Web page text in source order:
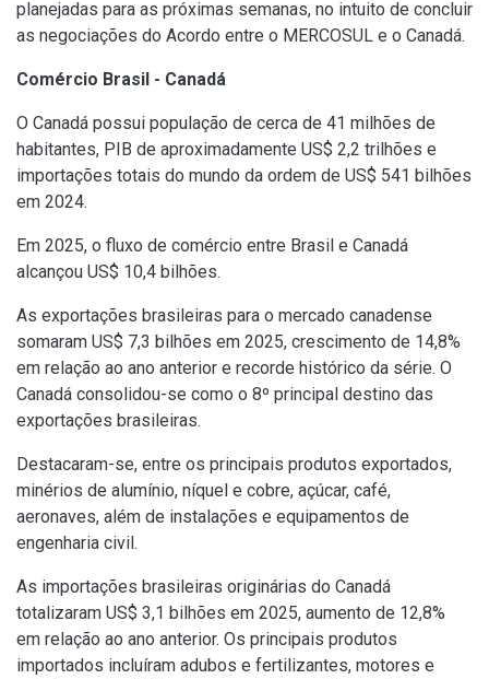
planejadas para as próximas semanas, no intuito de concluir
as negociações do Acordo entre o MERCOSUL e o Canadá.
Comércio Brasil - Canadá
O Canadá possui população de cerca de 41 milhões de
habitantes, PIB de aproximadamente US$ 2,2 trilhões e
importações totais do mundo da ordem de US$ 541 bilhões
em 2024.
Em 2025, o fluxo de comércio entre Brasil e Canadá
alcançou US$ 10,4 bilhões.
As exportações brasileiras para o mercado canadense
somaram US$ 7,3 bilhões em 2025, crescimento de 14,8%
em relação ao ano anterior e recorde histórico da série. O
Canadá consolidou-se como o 8º principal destino das
exportações brasileiras.
Destacaram-se, entre os principais produtos exportados,
minérios de alumínio, níquel e cobre, açúcar, café,
aeronaves, além de instalações e equipamentos de
engenharia civil.
As importações brasileiras originárias do Canadá
totalizaram US$ 3,1 bilhões em 2025, aumento de 12,8%
em relação ao ano anterior. Os principais produtos
importados incluíram adubos e fertilizantes, motores e